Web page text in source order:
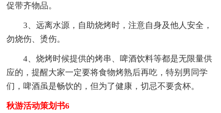
促带齐物品。
3、远离水源，自助烧烤时，注意自身及他人安全，
勿烧伤、烫伤。
4、烧烤时候提供的烤串、啤酒饮料等都是无限量供
应的，提醒大家一定要将食物烤熟后再吃，特别男同学
们，啤酒虽是畅饮的，但为了健康，切忌不要贪杯。
秋游活动策划书6